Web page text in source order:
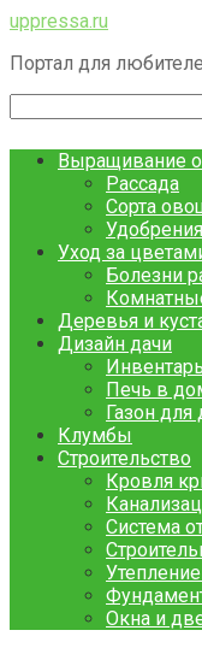
Перейти
контенту
uppressa.ru
Портал для
Выращивание
Рассада
Сорта
Уход за
Болезни
Деревья и
Дизайн дачи
Печь в
Газон для
Клумбы
Строительство
Кровля
Система
Окна и